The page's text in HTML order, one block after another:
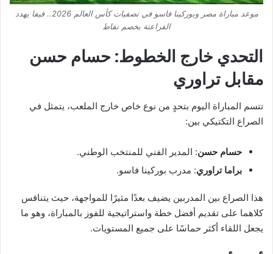
موعد مباراة مصر وبوركينا فاسو في تصفيات كأس العالم 2026.. فيفا يهدد
الفراعنة بخصم نقاط
التحدي خارج الخطوط: حسام حسن
مقابل تراوري
تتسم المباراة اليوم بتحدٍ من نوع خاص خارج الملعب، يتمثل في
الصراع التكتيكي بين:
حسام حسن: المدير الفني للمنتخب الوطني.
براما تراوري: مدرب بوركينا فاسو.
هذا الصراع بين المدربين يضيف بعدًا مثيرًا للمواجهة، حيث يتنافس
كلاهما على تقديم أفضل خطة واستراتيجية للفوز بالمباراة، وهو ما
يجعل اللقاء أكثر حماسًا على جميع المستويات.